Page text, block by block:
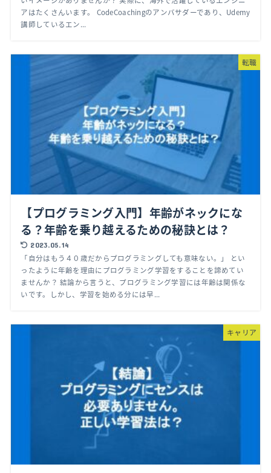
アはたくさんいます。 CodeCoachingのアンバサダーであり、Udemy
講師しているエン...
転職
【プログラミング入門】年齢がネックにな
る？年齢を乗り越えるための秘訣とは？
2023.05.14
「自分はもう４０歳だからプログラミングしても意味ない。」 とい
ったように年齢を理由にプログラミング学習をすることを諦めてい
ませんか？ 結論から言うと、プログラミング学習には年齢は関係な
いです。しかし、学習を始める分には早...
キャリア